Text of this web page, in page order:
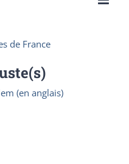
de France
(en anglais)